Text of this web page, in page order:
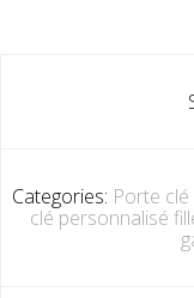
Categories: Porte
clé personnalisé